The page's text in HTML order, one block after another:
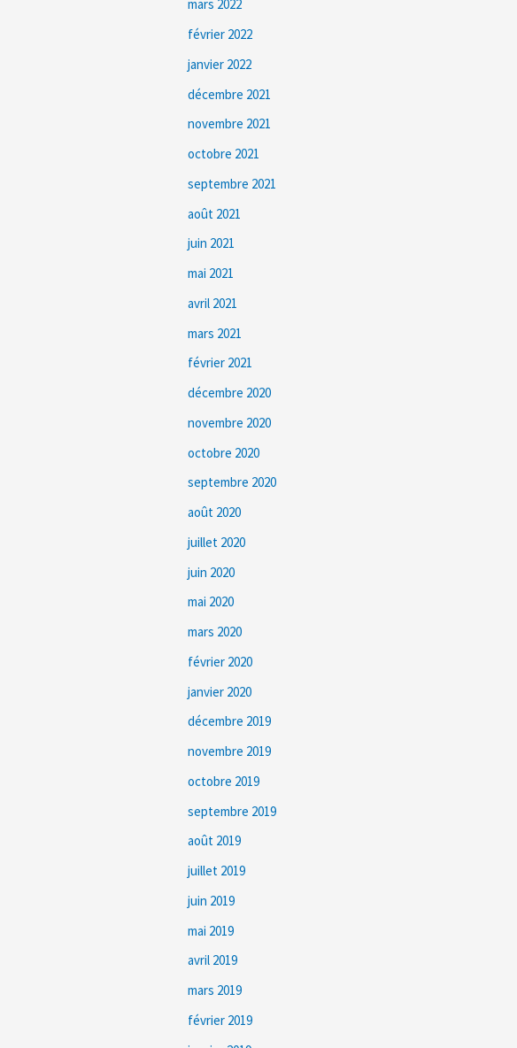
mars 2022
février 2022
janvier 2022
décembre 2021
novembre 2021
octobre 2021
septembre 2021
août 2021
juin 2021
mai 2021
avril 2021
mars 2021
février 2021
décembre 2020
novembre 2020
octobre 2020
septembre 2020
août 2020
juillet 2020
juin 2020
mai 2020
mars 2020
février 2020
janvier 2020
décembre 2019
novembre 2019
octobre 2019
septembre 2019
août 2019
juillet 2019
juin 2019
mai 2019
avril 2019
mars 2019
février 2019